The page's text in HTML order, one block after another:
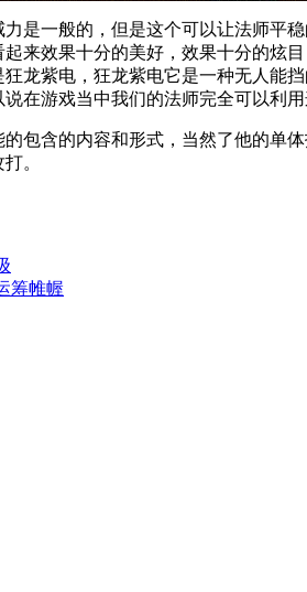
是一般的，但是这个可以让法师
来效果十分的美好，效果十分的炫
龙紫电，狂龙紫电它是一种无人能
在游戏当中我们的法师完全可以利
包含的内容和形式，当然了他的单
。
筹帷幄